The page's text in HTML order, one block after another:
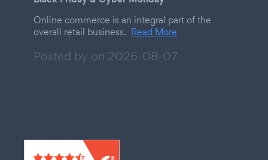
Online commerce is an integral part of the
overall retail business. Read More
Posted by on 2026-08-07